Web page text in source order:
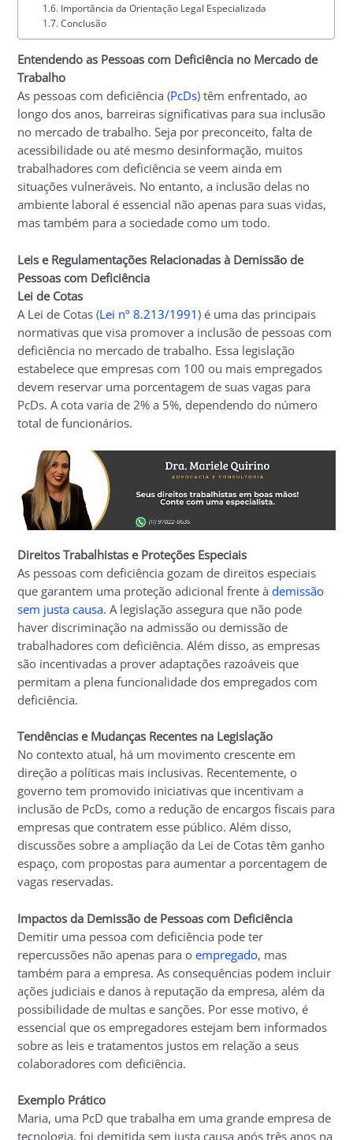
Importância da Orientação Legal Especializada
Conclusão
Entendendo as Pessoas com Deficiência no Mercado de
Trabalho
As pessoas com deficiência (PcDs) têm enfrentado, ao
longo dos anos, barreiras significativas para sua inclusão
no mercado de trabalho. Seja por preconceito, falta de
acessibilidade ou até mesmo desinformação, muitos
trabalhadores com deficiência se veem ainda em
situações vulneráveis. No entanto, a inclusão delas no
ambiente laboral é essencial não apenas para suas vidas,
mas também para a sociedade como um todo.
Leis e Regulamentações Relacionadas à Demissão de
Pessoas com Deficiência
Lei de Cotas
A Lei de Cotas (Lei nº 8.213/1991) é uma das principais
normativas que visa promover a inclusão de pessoas com
deficiência no mercado de trabalho. Essa legislação
estabelece que empresas com 100 ou mais empregados
devem reservar uma porcentagem de suas vagas para
PcDs. A cota varia de 2% a 5%, dependendo do número
total de funcionários.
Direitos Trabalhistas e Proteções Especiais
As pessoas com deficiência gozam de direitos especiais
que garantem uma proteção adicional frente àdemissão
sem justa causa. A legislação assegura que não pode
haver discriminação na admissão ou demissão de
trabalhadores com deficiência. Além disso, as empresas
são incentivadas a prover adaptações razoáveis que
permitam a plena funcionalidade dos empregados com
deficiência.
Tendências e Mudanças Recentes na Legislação
No contexto atual, há um movimento crescente em
direção a políticas mais inclusivas. Recentemente, o
governo tem promovido iniciativas que incentivam a
inclusão de PcDs, como a redução de encargos fiscais para
empresas que contratem esse público. Além disso,
discussões sobre a ampliação da Lei de Cotas têm ganho
espaço, com propostas para aumentar a porcentagem de
vagas reservadas.
Impactos da Demissão de Pessoas com Deficiência
Demitir uma pessoa com deficiência pode ter
repercussões não apenas para oempregado, mas
também para a empresa. As consequências podem incluir
ações judiciais e danos à reputação da empresa, além da
possibilidade de multas e sanções. Por esse motivo, é
essencial que os empregadores estejam bem informados
sobre as leis e tratamentos justos em relação a seus
colaboradores com deficiência.
Exemplo Prático
Maria, uma PcD que trabalha em uma grande empresa de
tecnologia, foi demitida sem justa causa após três anos na